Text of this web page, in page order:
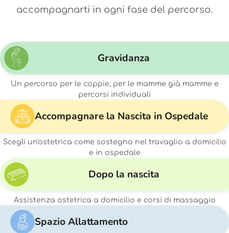
accompagnarti in ogni fase del percorso.
Gravidanza
Un percorso per le coppie, per le mamme già mamme e
percorsi individuali
Accompagnare la Nascita in Ospedale
Scegli un'ostetrica come sostegno nel travaglio a domicilio
e in ospedale
Dopo la nascita
Assistenza ostetrica a domicilio e corsi di massaggio
Spazio Allattamento